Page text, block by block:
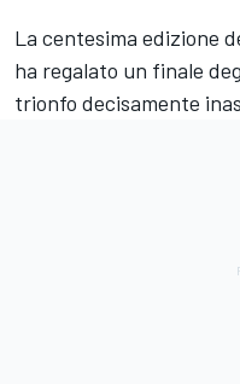
La centesima edizione
ha regalato un finale
trionfo decisamente